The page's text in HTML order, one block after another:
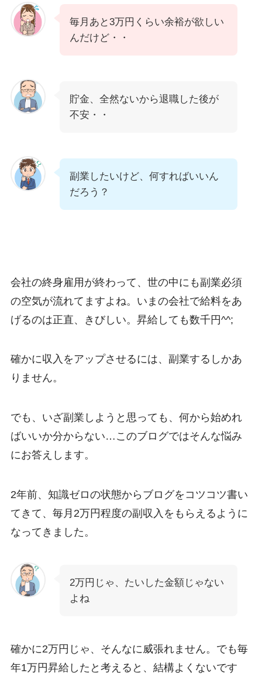
毎月あと3万円くらい余裕が欲しい
んだけど・・
貯金、全然ないから退職した後が
不安・・
副業したいけど、何すればいいん
だろう？
会社の終身雇用が終わって、世の中にも副業必須
の空気が流れてますよね。いまの会社で給料をあ
げるのは正直、きびしい。昇給しても数千円^^;
確かに収入をアップさせるには、副業するしかあ
りません。
でも、いざ副業しようと思っても、何から始めれ
ばいいか分からない…このブログではそんな悩み
にお答えします。
2年前、知識ゼロの状態からブログをコツコツ書い
てきて、毎月2万円程度の副収入をもらえるように
なってきました。
2万円じゃ、たいした金額じゃない
よね
確かに2万円じゃ、そんなに威張れません。でも毎
年1万円昇給したと考えると、結構よくないです